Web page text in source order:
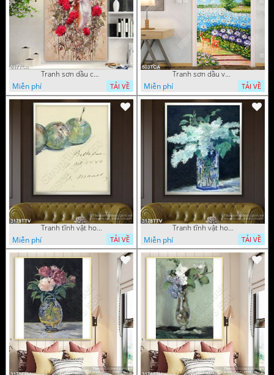
Tranh sơn dầu chú nai trong vườn hoa decor tường in uv
Miễn phí
TẢI VỀ
Tranh sơn dầu vườn hoa bên dòng sông decor tường
Miễn phí
TẢI VỀ
Tranh tĩnh vật hoa quả sơn dầu dán tường đẹp
Miễn phí
TẢI VỀ
Tranh tĩnh vật hoa quả sơn dầu trang trí tường đẹp
Miễn phí
TẢI VỀ